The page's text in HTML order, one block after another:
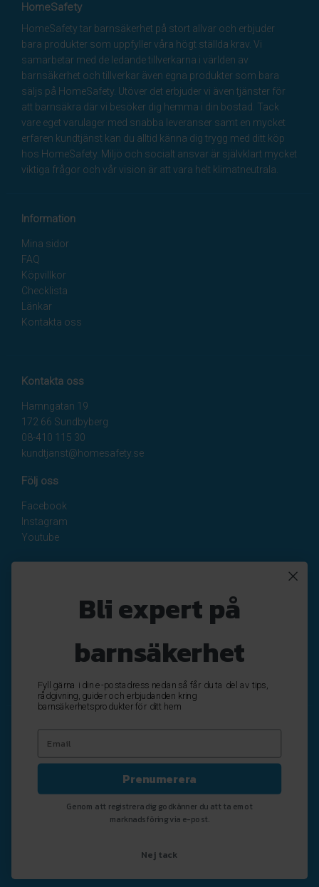
HomeSafety
HomeSafety tar barnsäkerhet på stort allvar och erbjuder
bara produkter som uppfyller våra högt ställda krav. Vi
samarbetar med de ledande tillverkarna i världen av
barnsäkerhet och tillverkar även egna produkter som bara
säljs på HomeSafety. Utöver det erbjuder vi även tjänster för
att barnsäkra där vi besöker dig hemma i din bostad. Tack
vare eget varulager med snabba leveranser samt en mycket
erfaren kundtjänst kan du alltid känna dig trygg med ditt köp
hos HomeSafety. Miljö och socialt ansvar är självklart mycket
viktiga frågor och vår vision är att vara helt klimatneutrala.
Information
Mina sidor
FAQ
Köpvillkor
Checklista
Länkar
Kontakta oss
Kontakta oss
Hamngatan 19
172 66 Sundbyberg
08-410 115 30
kundtjanst@homesafety.se
Följ oss
Facebook
Instagram
Youtube
Nyhetsbrev
Avregistrera
Bli expert på
barnsäkerhet
Fyll gärna i din e-postadress nedan så får du ta del av tips,
rådgivning, guider och erbjudanden kring
barnsäkerhetsprodukter för ditt hem
Prenumerera
Genom att registrera dig godkänner du att ta emot
marknadsföring via e-post.
Nej tack